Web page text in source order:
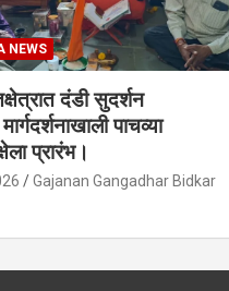
NEWS
दंडी सुदर्शन
पाचव्या
प्रारंभ।
Gajanan Gangadhar Bidkar